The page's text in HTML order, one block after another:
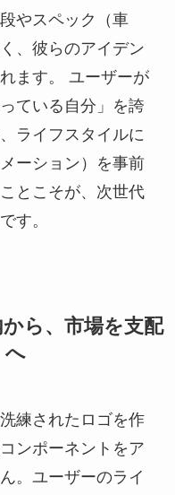
やスペック（車
、彼らのアイデン
ます。 ユーザーが
ている自分」を誇
ライフスタイルに
ーション）を事前
とこそが、次世代
す。
ら、市場を支配
へ
練されたロゴを作
ンポーネントをア
。ユーザーのライ